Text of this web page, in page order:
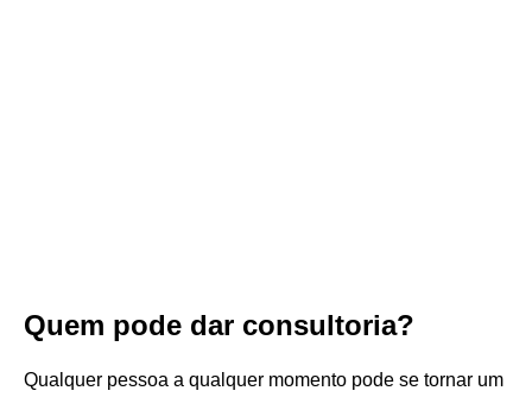
Quem pode dar consultoria?
Qualquer pessoa a qualquer momento pode se tornar um